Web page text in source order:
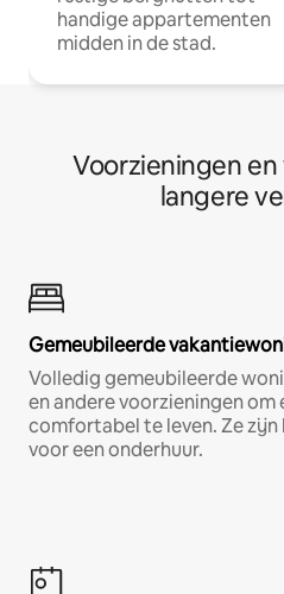
handige appartementen
midden in de stad.
Voorzieningen
langere
Gemeubileerde
Volledig gemeubileerde
en andere voorzieningen om
comfortabel te leven. Ze
voor een onderhuur.